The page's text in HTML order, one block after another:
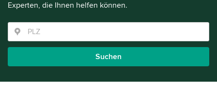
Experten, die Ihnen helfen können.
Suchen